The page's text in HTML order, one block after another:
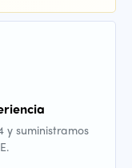
y suministramos